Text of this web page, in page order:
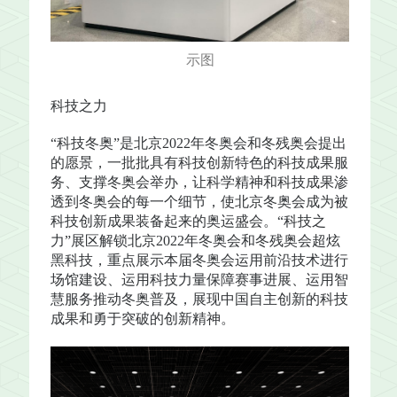
示图
科技之力
“科技冬奥”是北京2022年冬奥会和冬残奥会提出
的愿景，一批批具有科技创新特色的科技成果服
务、支撑冬奥会举办，让科学精神和科技成果渗
透到冬奥会的每一个细节，使北京冬奥会成为被
科技创新成果装备起来的奥运盛会。“科技之
力”展区解锁北京2022年冬奥会和冬残奥会超炫
黑科技，重点展示本届冬奥会运用前沿技术进行
场馆建设、运用科技力量保障赛事进展、运用智
慧服务推动冬奥普及，展现中国自主创新的科技
成果和勇于突破的创新精神。